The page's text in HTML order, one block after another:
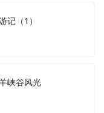
记（1）
峡谷风光